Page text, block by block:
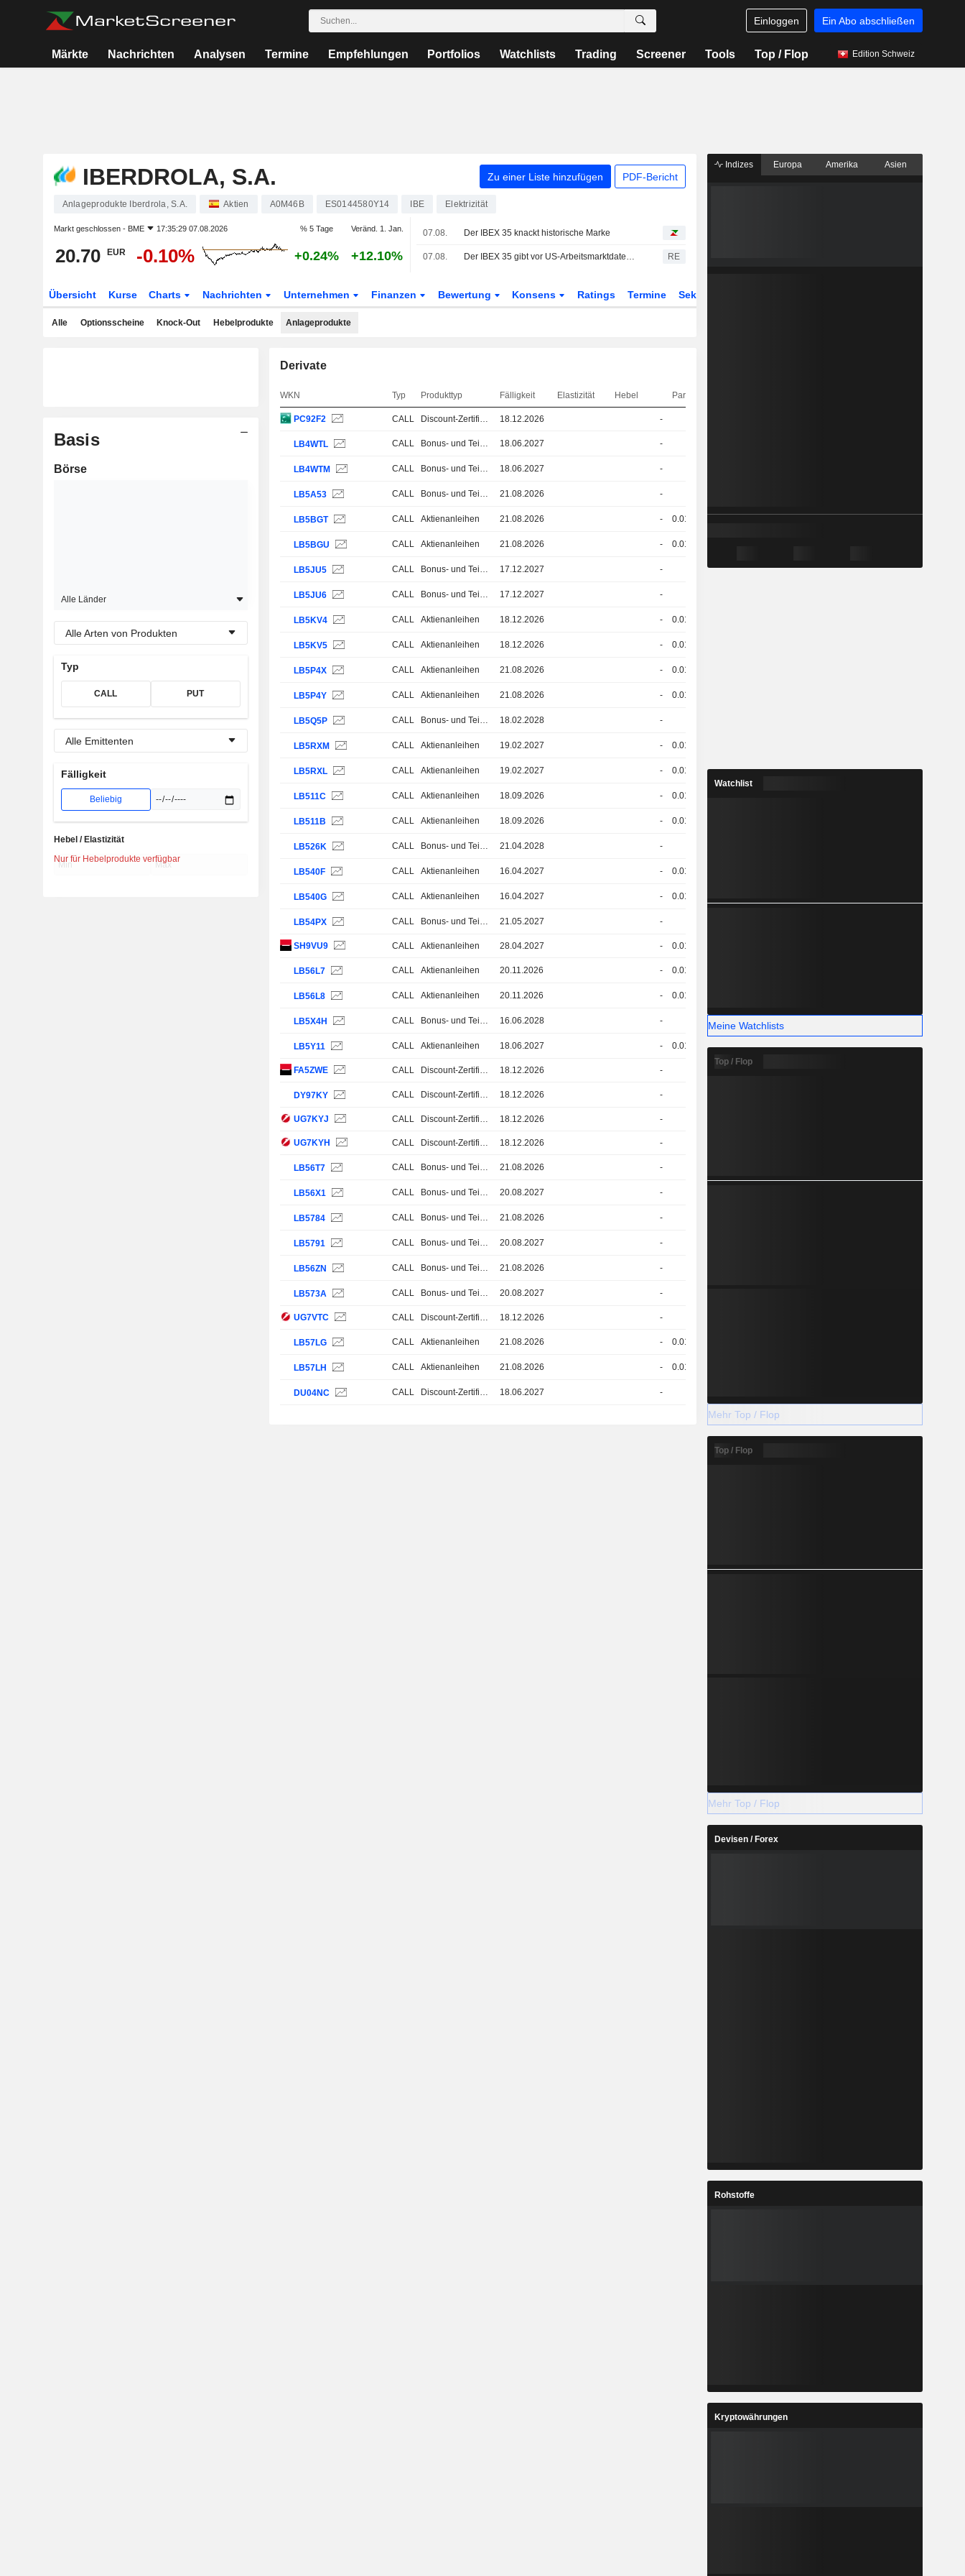
Einloggen Ein Abo abschließen
Märkte Nachrichten Analysen Termine Empfehlungen Portfolios Watchlists Trading Screener Tools Top / Flop Edition Schweiz
IBERDROLA, S.A. Zu einer Liste hinzufügen PDF-Bericht
Anlageprodukte Iberdrola, S.A. Aktien A0M46B ES0144580Y14 IBE Elektrizität
Markt geschlossen - BME 17:35:29 07.08.2026 % 5 Tage Veränd. 1. Jan.
20.70 EUR -0.10% +0.24% +12.10%
07.08. Der IBEX 35 knackt historische Marke
07.08. Der IBEX 35 gibt vor US-Arbeitsmarktdaten nach, auf Wochensicht aber im Plus RE
Übersicht Kurse Charts Nachrichten Unternehmen Finanzen Bewertung Konsens Ratings Termine Sektor
Alle Optionsscheine Knock-Out Hebelprodukte Anlageprodukte
Basis
Börse
Alle Länder
Alle Arten von Produkten
Typ
CALL PUT
Alle Emittenten
Fälligkeit
Beliebig
Nur für Hebelprodukte verfügbar
Hebel / Elastizität
Derivate
WKN Typ Produkttyp Fälligkeit Elastizität Hebel Parität
PC92F2 CALL Discount-Zertifikate 18.12.2026 -
LB4WTL CALL Bonus- und Teilschutz-Zertifikate 18.06.2027 -
LB4WTM CALL Bonus- und Teilschutz-Zertifikate 18.06.2027 -
LB5A53 CALL Bonus- und Teilschutz-Zertifikate 21.08.2026 -
LB5BGT CALL Aktienanleihen 21.08.2026 - 0.011
LB5BGU CALL Aktienanleihen 21.08.2026 - 0.011
LB5JU5 CALL Bonus- und Teilschutz-Zertifikate 17.12.2027 - 20.20EUR
LB5JU6 CALL Bonus- und Teilschutz-Zertifikate 17.12.2027 -
LB5KV4 CALL Aktienanleihen 18.12.2026 - 0.012
LB5KV5 CALL Aktienanleihen 18.12.2026 - 0.013
LB5P4X CALL Aktienanleihen 21.08.2026 - 0.012
LB5P4Y CALL Aktienanleihen 21.08.2026 - 0.013
LB5Q5P CALL Bonus- und Teilschutz-Zertifikate 18.02.2028 -
LB5RXM CALL Aktienanleihen 19.02.2027 - 0.011
LB5RXL CALL Aktienanleihen 19.02.2027 - 0.013 101.53EUR
LB511C CALL Aktienanleihen 18.09.2026 - 0.014
LB511B CALL Aktienanleihen 18.09.2026 - 0.013
LB526K CALL Bonus- und Teilschutz-Zertifikate 21.04.2028 -
LB540F CALL Aktienanleihen 16.04.2027 - 0.014
LB540G CALL Aktienanleihen 16.04.2027 - 0.015
LB54PX CALL Bonus- und Teilschutz-Zertifikate 21.05.2027 -
SH9VU9 CALL Aktienanleihen 28.04.2027 - 0.012
LB56L7 CALL Aktienanleihen 20.11.2026 - 0.014
LB56L8 CALL Aktienanleihen 20.11.2026 - 0.015
LB5X4H CALL Bonus- und Teilschutz-Zertifikate 16.06.2028 - 20.29 EUR
LB5Y11 CALL Aktienanleihen 18.06.2027 - 0.015 101.07EUR
FA5ZWE CALL Discount-Zertifikate 18.12.2026 -
DY97KY CALL Discount-Zertifikate 18.12.2026 -
UG7KYJ CALL Discount-Zertifikate 18.12.2026 -
UG7KYH CALL Discount-Zertifikate 18.12.2026 -
LB56T7 CALL Bonus- und Teilschutz-Zertifikate 21.08.2026 -
LB56X1 CALL Bonus- und Teilschutz-Zertifikate 20.08.2027 -
LB5784 CALL Bonus- und Teilschutz-Zertifikate 21.08.2026 -
LB5791 CALL Bonus- und Teilschutz-Zertifikate 20.08.2027 -
LB56ZN CALL Bonus- und Teilschutz-Zertifikate 21.08.2026 -
LB573A CALL Bonus- und Teilschutz-Zertifikate 20.08.2027 -
UG7VTC CALL Discount-Zertifikate 18.12.2026 -
LB57LG CALL Aktienanleihen 21.08.2026 - 0.015
LB57LH CALL Aktienanleihen 21.08.2026 - 0.016
DU04NC CALL Discount-Zertifikate 18.06.2027 -
Indizes Europa Amerika Asien
Watchlist
Meine Watchlists
Top / Flop
Mehr Top / Flop
Top / Flop
Mehr Top / Flop
Devisen / Forex
Rohstoffe
Kryptowährungen